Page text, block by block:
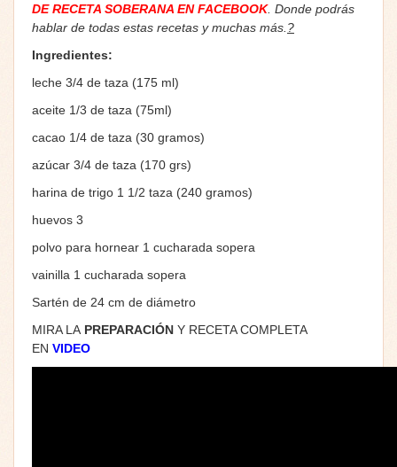
DE RECETA SOBERANA EN FACEBOOK. Donde podrás
hablar de todas estas recetas y muchas más. ?
Ingredientes:
leche 3/4 de taza (175 ml)
aceite 1/3 de taza (75ml)
cacao 1/4 de taza (30 gramos)
azúcar 3/4 de taza (170 grs)
harina de trigo 1 1/2 taza (240 gramos)
huevos 3
polvo para hornear 1 cucharada sopera
vainilla 1 cucharada sopera
Sartén de 24 cm de diámetro
MIRA LA PREPARACIÓN Y RECETA COMPLETA
EN VIDEO